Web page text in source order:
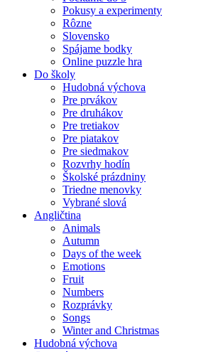
Pokusy a experimenty
Rôzne
Slovensko
Spájame bodky
Online puzzle hra
Do školy
Hudobná výchova
Pre prvákov
Pre druhákov
Pre tretiakov
Pre piatakov
Pre siedmakov
Rozvrhy hodín
Školské prázdniny
Triedne menovky
Vybrané slová
Angličtina
Animals
Autumn
Days of the week
Emotions
Fruit
Numbers
Rozprávky
Songs
Winter and Christmas
Hudobná výchova